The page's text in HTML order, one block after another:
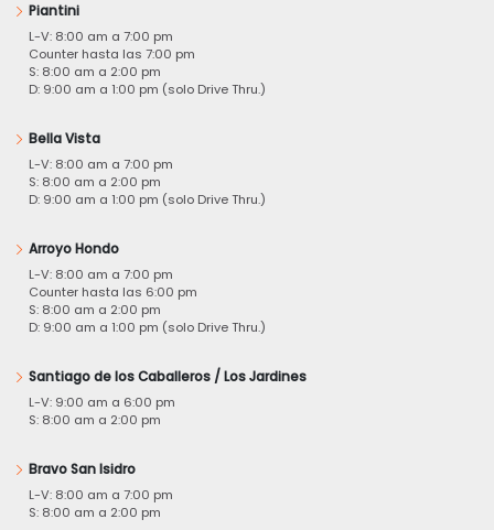
Piantini
L-V: 8:00 am a 7:00 pm
Counter hasta las 7:00 pm
S: 8:00 am a 2:00 pm
D: 9:00 am a 1:00 pm (solo Drive Thru.)
Bella Vista
L-V: 8:00 am a 7:00 pm
S: 8:00 am a 2:00 pm
D: 9:00 am a 1:00 pm (solo Drive Thru.)
Arroyo Hondo
L-V: 8:00 am a 7:00 pm
Counter hasta las 6:00 pm
S: 8:00 am a 2:00 pm
D: 9:00 am a 1:00 pm (solo Drive Thru.)
Santiago de los Caballeros / Los Jardines
L-V: 9:00 am a 6:00 pm
S: 8:00 am a 2:00 pm
Bravo San Isidro
L-V: 8:00 am a 7:00 pm
S: 8:00 am a 2:00 pm